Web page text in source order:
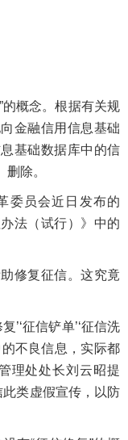
概念。根据有关规
金融信用信息基础
基础数据库中的信
除。
员会近日发布的
法（试行）》中的
修复征信。这究竟
征信铲单’‘征信洗
不良信息，实际都
理处处长刘云昭提
此类虚假宣传，以防